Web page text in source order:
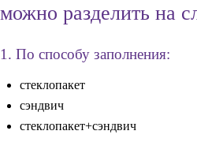
можно разделить на
1. По способу заполнения:
стеклопакет
сэндвич
стеклопакет+сэндвич